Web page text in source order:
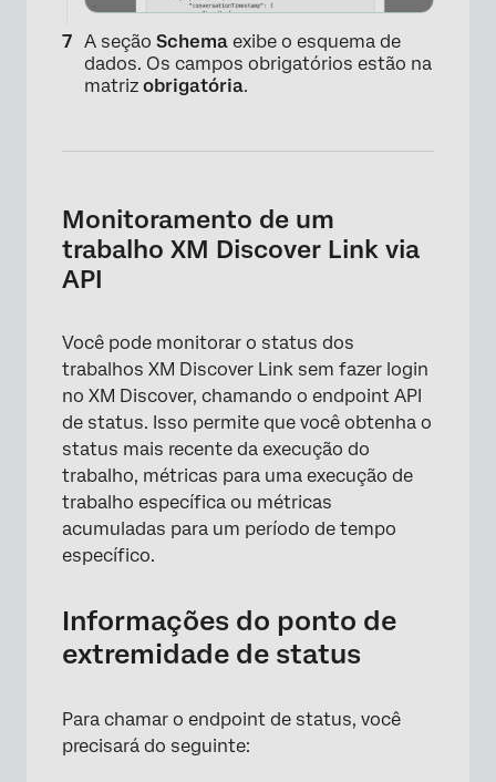
A seção Schema exibe o esquema de
dados. Os campos obrigatórios estão na
matriz obrigatória.
Monitoramento de um
trabalho XM Discover Link via
API
Você pode monitorar o status dos
trabalhos XM Discover Link sem fazer login
no XM Discover, chamando o endpoint API
de status. Isso permite que você obtenha o
status mais recente da execução do
trabalho, métricas para uma execução de
trabalho específica ou métricas
acumuladas para um período de tempo
específico.
Informações do ponto de
extremidade de status
Para chamar o endpoint de status, você
precisará do seguinte: